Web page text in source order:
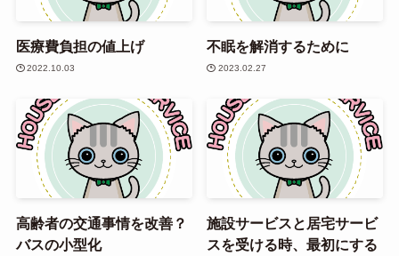
医療費負担の値上げ
2022.10.03
不眠を解消するために
2023.02.27
高齢者の交通事情を改善？
バスの小型化
施設サービスと居宅サービ
スを受ける時、最初にする